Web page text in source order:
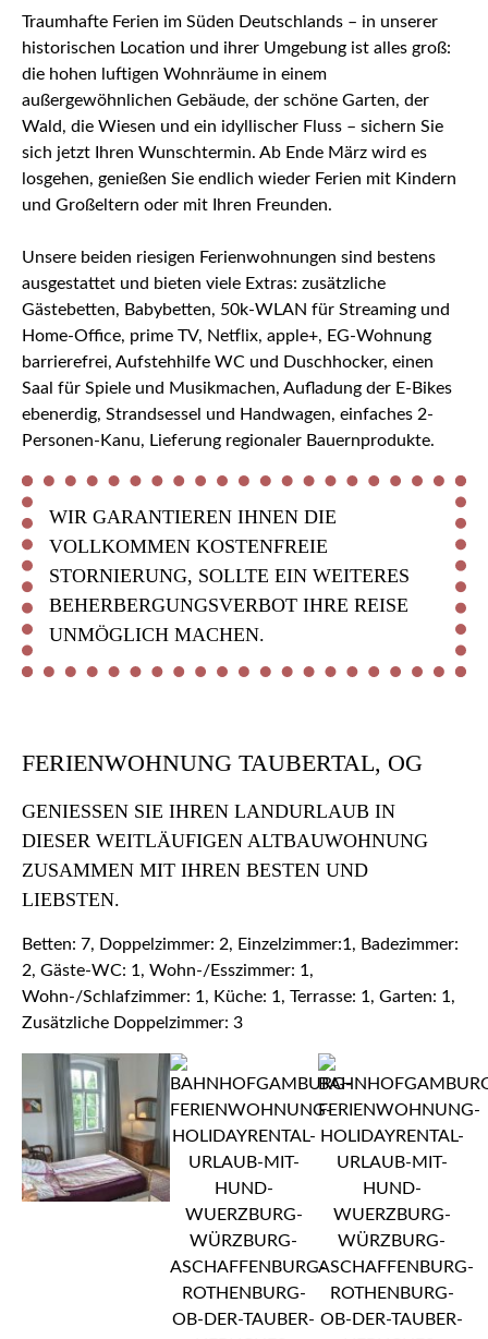
Traumhafte Ferien im Süden Deutschlands – in unserer
historischen Location und ihrer Umgebung ist alles groß:
die hohen luftigen Wohnräume in einem
außergewöhnlichen Gebäude, der schöne Garten, der
Wald, die Wiesen und ein idyllischer Fluss – sichern Sie
sich jetzt Ihren Wunschtermin. Ab Ende März wird es
losgehen, genießen Sie endlich wieder Ferien mit Kindern
und Großeltern oder mit Ihren Freunden.
Unsere beiden riesigen Ferienwohnungen sind bestens
ausgestattet und bieten viele Extras: zusätzliche
Gästebetten, Babybetten, 50k-WLAN für Streaming und
Home-Office, prime TV, Netflix, apple+, EG-Wohnung
barrierefrei, Aufstehhilfe WC und Duschhocker, einen
Saal für Spiele und Musikmachen, Aufladung der E-Bikes
ebenerdig, Strandsessel und Handwagen, einfaches 2-
Personen-Kanu, Lieferung regionaler Bauernprodukte.
WIR GARANTIEREN IHNEN DIE
VOLLKOMMEN KOSTENFREIE
STORNIERUNG, SOLLTE EIN WEITERES
BEHERBERGUNGSVERBOT IHRE REISE
UNMÖGLICH MACHEN.
FERIENWOHNUNG TAUBERTAL, OG
GENIESSEN SIE IHREN LANDURLAUB IN D
IESER WEITLÄUFIGEN ALTBAUWOHNUNG Z
USAMMEN MIT IHREN BESTEN UND L
IEBSTEN.
Betten: 7, Doppelzimmer: 2, Einzelzimmer:1, Badezimmer:
2, Gäste-WC: 1, Wohn-/Esszimmer: 1,
Wohn-/Schlafzimmer: 1, Küche: 1, Terrasse: 1, Garten: 1,
Zusätzliche Doppelzimmer: 3